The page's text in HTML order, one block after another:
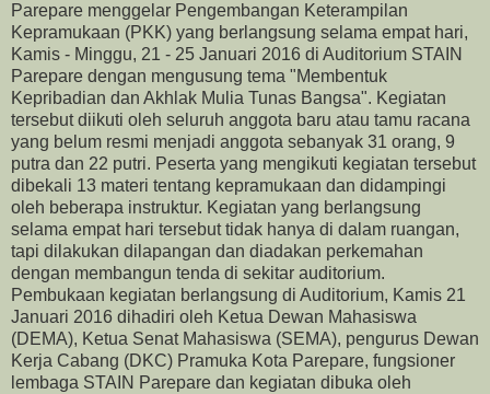
Parepare menggelar Pengembangan Keterampilan
Kepramukaan (PKK) yang berlangsung selama empat hari,
Kamis - Minggu, 21 - 25 Januari 2016 di Auditorium STAIN
Parepare dengan mengusung tema "Membentuk
Kepribadian dan Akhlak Mulia Tunas Bangsa". Kegiatan
tersebut diikuti oleh seluruh anggota baru atau tamu racana
yang belum resmi menjadi anggota sebanyak 31 orang, 9
putra dan 22 putri. Peserta yang mengikuti kegiatan tersebut
dibekali 13 materi tentang kepramukaan dan didampingi
oleh beberapa instruktur. Kegiatan yang berlangsung
selama empat hari tersebut tidak hanya di dalam ruangan,
tapi dilakukan dilapangan dan diadakan perkemahan
dengan membangun tenda di sekitar auditorium.
Pembukaan kegiatan berlangsung di Auditorium, Kamis 21
Januari 2016 dihadiri oleh Ketua Dewan Mahasiswa
(DEMA), Ketua Senat Mahasiswa (SEMA), pengurus Dewan
Kerja Cabang (DKC) Pramuka Kota Parepare, fungsioner
lembaga STAIN Parepare dan kegiatan dibuka oleh